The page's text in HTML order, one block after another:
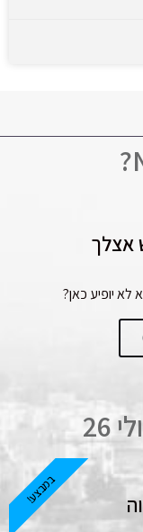
אצלך
לא יופיע כאן?
במבצע!